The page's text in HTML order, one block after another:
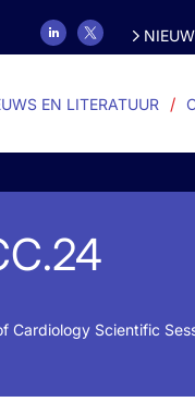
EN LITERATUUR
Cardiology Scientific